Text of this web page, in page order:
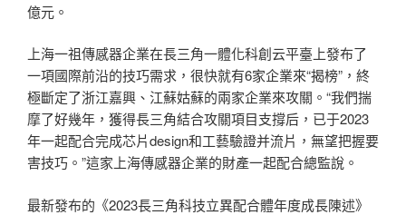
億元。
上海一祖傳感器企業在長三角一體化科創云平臺上發布了
一項國際前沿的技巧需求，很快就有6家企業來“揭榜”，終
極斷定了浙江嘉興、江蘇姑蘇的兩家企業來攻關。“我們揣
摩了好幾年，獲得長三角結合攻關項目支撐后，已于2023
年一起配合完成芯片design和工藝驗證并流片，無望把握要
害技巧。”這家上海傳感器企業的財產一起配合總監說。
最新發布的《2023長三角科技立異配合體年度成長陳述》